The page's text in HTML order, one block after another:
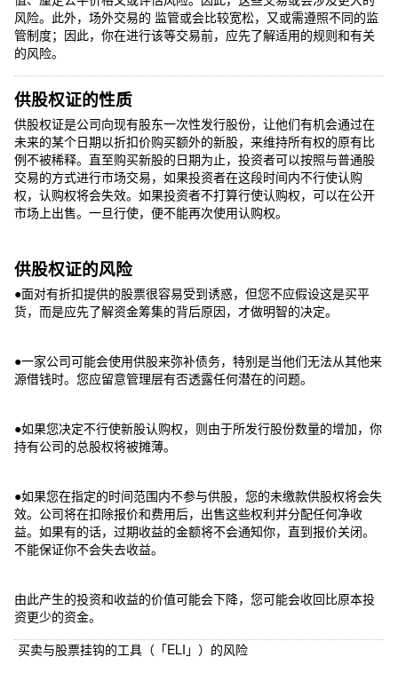
风险。此外，场外交易的 监管或会比较宽松，又或需遵照不同的监
管制度；因此，你在进行该等交易前，应先了解适用的规则和有关
的风险。
供股权证的性质
供股权证是公司向现有股东一次性发行股份，让他们有机会通过在
未来的某个日期以折扣价购买额外的新股，来维持所有权的原有比
例不被稀释。直至购买新股的日期为止，投资者可以按照与普通股
交易的方式进行市场交易，如果投资者在这段时间内不行使认购
权，认购权将会失效。如果投资者不打算行使认购权，可以在公开
市场上出售。一旦行使，便不能再次使用认购权。
供股权证的风险
●面对有折扣提供的股票很容易受到诱惑，但您不应假设这是买平
货，而是应先了解资金筹集的背后原因，才做明智的决定。
●一家公司可能会使用供股来弥补债务，特别是当他们无法从其他来
源借钱时。您应留意管理层有否透露任何潜在的问题。
●如果您决定不行使新股认购权，则由于所发行股份数量的增加，你
持有公司的总股权将被摊薄。
●如果您在指定的时间范围内不参与供股，您的未缴款供股权将会失
效。公司将在扣除报价和费用后，出售这些权利并分配任何净收
益。如果有的话，过期收益的金额将不会通知你，直到报价关闭。
不能保证你不会失去收益。
由此产生的投资和收益的价值可能会下降，您可能会收回比原本投
资更少的资金。
买卖与股票挂钩的工具（「ELI」）的风险